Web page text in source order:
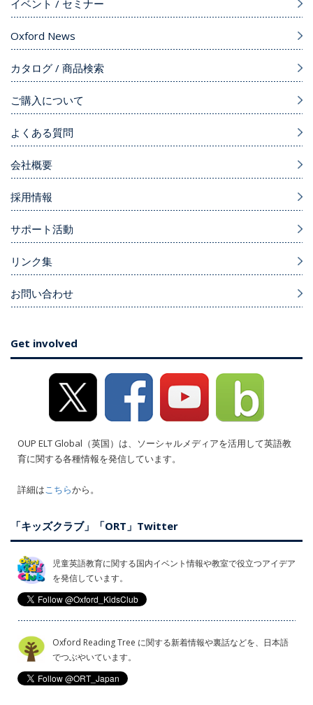
イベント / セミナー
Oxford News
カタログ / 商品検索
ご購入について
よくある質問
会社概要
採用情報
サポート活動
リンク集
お問い合わせ
Get involved
OUP ELT Global（英国）は、ソーシャルメディアを活用して英語教
育に関する各種情報を発信しています。
詳細はこちらから。
「キッズクラブ」「ORT」Twitter
児童英語教育に関する国内イベント情報や教室で役立つアイデア
を発信しています。
Oxford Reading Tree に関する新着情報や裏話などを、日本語
でつぶやいています。